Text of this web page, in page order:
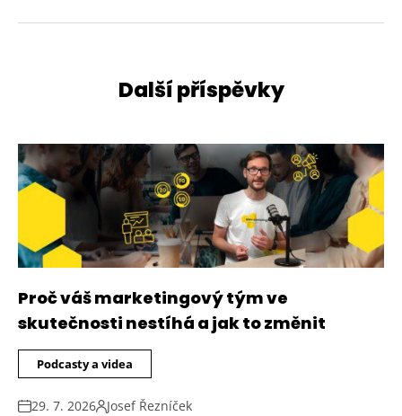
Další příspěvky
Proč váš marketingový tým ve
skutečnosti nestíhá a jak to změnit
Podcasty a videa
29. 7. 2026 Josef Řezníček